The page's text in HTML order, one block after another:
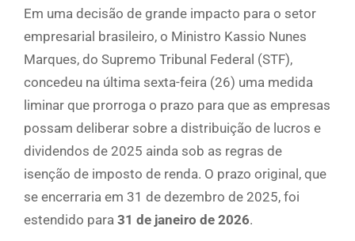
Em uma decisão de grande impacto para o setor
empresarial brasileiro, o Ministro Kassio Nunes
Marques, do Supremo Tribunal Federal (STF),
concedeu na última sexta-feira (26) uma medida
liminar que prorroga o prazo para que as empresas
possam deliberar sobre a distribuição de lucros e
dividendos de 2025 ainda sob as regras de
isenção de imposto de renda. O prazo original, que
se encerraria em 31 de dezembro de 2025, foi
estendido para 31 de janeiro de 2026.